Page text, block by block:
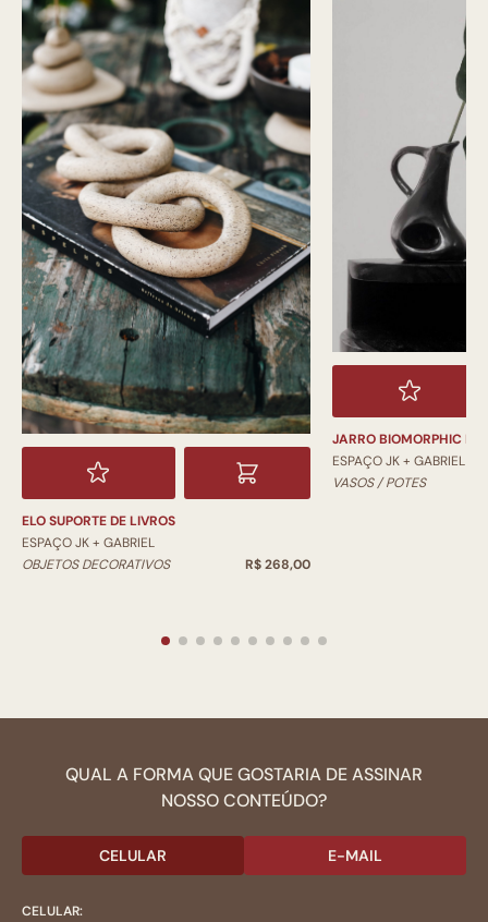
ELO SUPORTE DE LIVROS
ESPAÇO JK + GABRIEL
OBJETOS DECORATIVOS
R$ 268,00
JARRO BIOMORPHIC
ESPAÇO JK + GABRIEL
VASOS / POTES
QUAL A FORMA QUE GOSTARIA DE ASSINAR
NOSSO CONTEÚDO?
CELULAR E-MAIL
CELULAR: